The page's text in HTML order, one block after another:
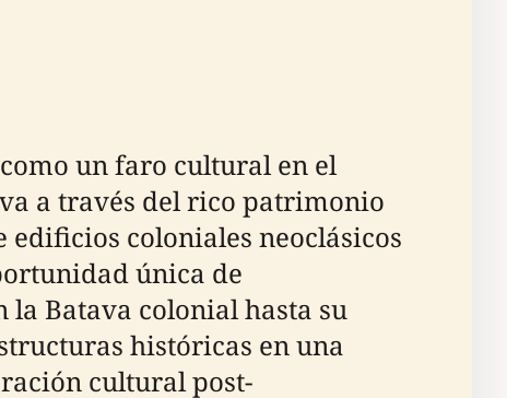
un faro cultural en el
a través del rico patrimonio
coloniales neoclásicos
única de
la Batava colonial hasta su
históricas en una
cultural post-